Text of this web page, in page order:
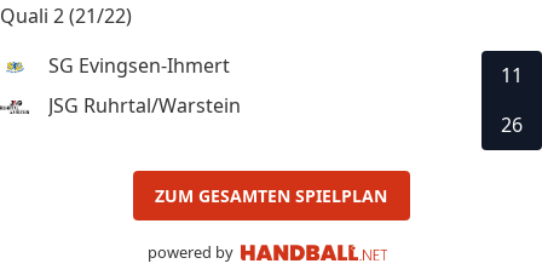
Quali 2 (21/22)
SG Evingsen-Ihmert
JSG Ruhrtal/Warstein
11
26
ZUM GESAMTEN SPIELPLAN
powered by